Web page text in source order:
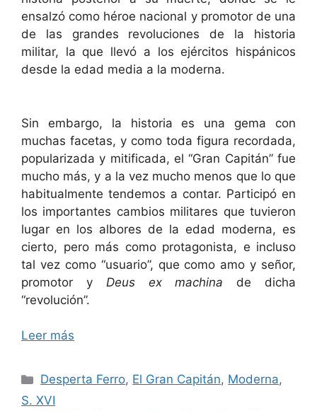
ensalzó como héroe nacional y promotor de una
de las grandes revoluciones de la historia
militar, la que llevó a los ejércitos hispánicos
desde la edad media a la moderna.
Sin embargo, la historia es una gema con
muchas facetas, y como toda figura recordada,
popularizada y mitificada, el “Gran Capitán” fue
mucho más, y a la vez mucho menos que lo que
habitualmente tendemos a contar. Participó en
los importantes cambios militares que tuvieron
lugar en los albores de la edad moderna, es
cierto, pero más como protagonista, e incluso
tal vez como “usuario”, que como amo y señor,
promotor y Deus ex machina de dicha
“revolución”.
Leer más
Categorías
Desperta Ferro, El Gran Capitán, Moderna,
S. XVI